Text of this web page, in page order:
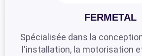
FERMETAL
Spécialisée dans la
l'installation, la motorisation